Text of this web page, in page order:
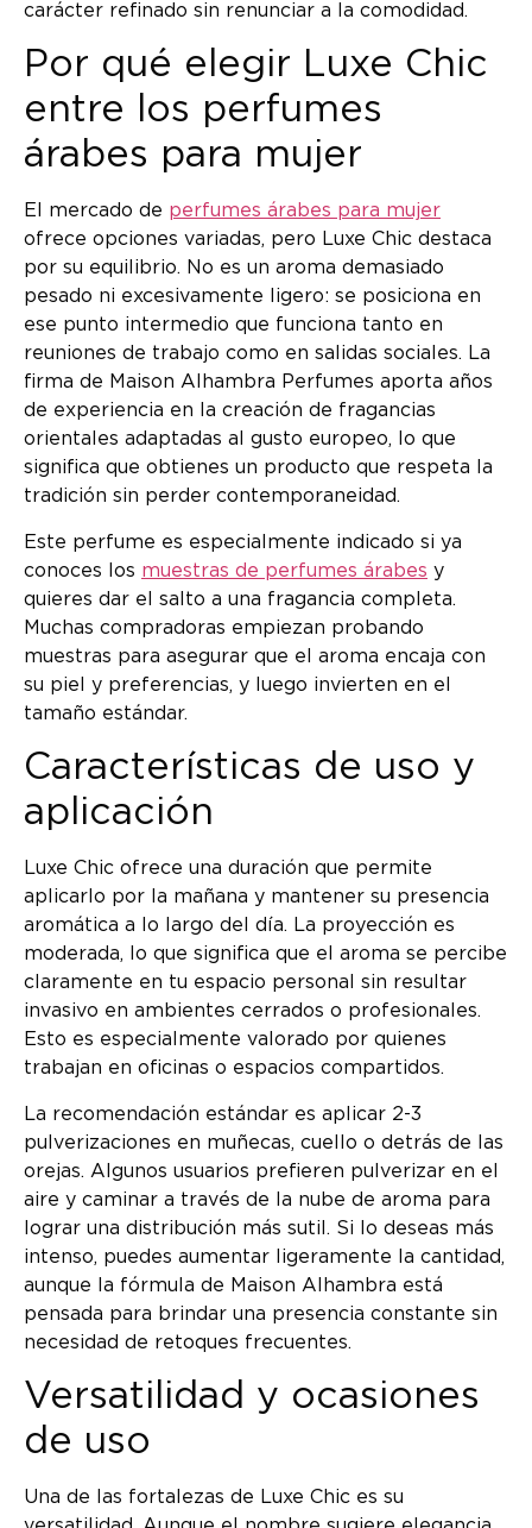
carácter refinado sin renunciar a la comodidad.
Por qué elegir Luxe Chic
entre los perfumes
árabes para mujer
El mercado de perfumes árabes para mujer
ofrece opciones variadas, pero Luxe Chic destaca
por su equilibrio. No es un aroma demasiado
pesado ni excesivamente ligero: se posiciona en
ese punto intermedio que funciona tanto en
reuniones de trabajo como en salidas sociales. La
firma de Maison Alhambra Perfumes aporta años
de experiencia en la creación de fragancias
orientales adaptadas al gusto europeo, lo que
significa que obtienes un producto que respeta la
tradición sin perder contemporaneidad.
Este perfume es especialmente indicado si ya
conoces los muestras de perfumes árabes y
quieres dar el salto a una fragancia completa.
Muchas compradoras empiezan probando
muestras para asegurar que el aroma encaja con
su piel y preferencias, y luego invierten en el
tamaño estándar.
Características de uso y
aplicación
Luxe Chic ofrece una duración que permite
aplicarlo por la mañana y mantener su presencia
aromática a lo largo del día. La proyección es
moderada, lo que significa que el aroma se percibe
claramente en tu espacio personal sin resultar
invasivo en ambientes cerrados o profesionales.
Esto es especialmente valorado por quienes
trabajan en oficinas o espacios compartidos.
La recomendación estándar es aplicar 2-3
pulverizaciones en muñecas, cuello o detrás de las
orejas. Algunos usuarios prefieren pulverizar en el
aire y caminar a través de la nube de aroma para
lograr una distribución más sutil. Si lo deseas más
intenso, puedes aumentar ligeramente la cantidad,
aunque la fórmula de Maison Alhambra está
pensada para brindar una presencia constante sin
necesidad de retoques frecuentes.
Versatilidad y ocasiones
de uso
Una de las fortalezas de Luxe Chic es su